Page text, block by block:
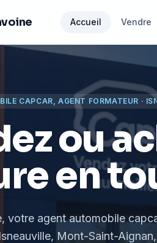
Accueil Vendre
CAPCAR, AGENT FORMATEUR ·
ou
en
, votre agent automobile
Mont-Saint-